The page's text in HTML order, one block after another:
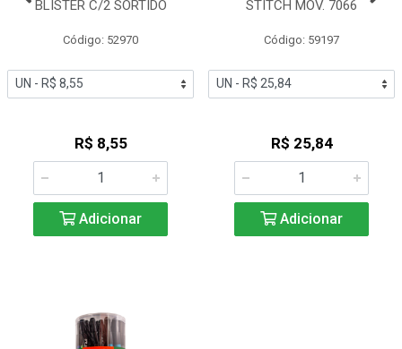
BLISTER C/2 SORTIDO
Código: 52970
R$ 8,55
Adicionar
STITCH MOV. 7066
Código: 59197
R$ 25,84
Adicionar